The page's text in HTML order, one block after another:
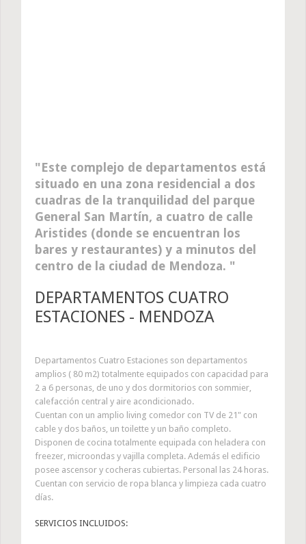
Este complejo de departamentos está
situado en una zona residencial a dos
cuadras de la tranquilidad del parque
General San Martín, a cuatro de calle
Aristides (donde se encuentran los
bares y restaurantes) y a minutos del
centro de la ciudad de Mendoza.
DEPARTAMENTOS CUATRO
ESTACIONES - MENDOZA
Departamentos Cuatro Estaciones son departamentos
amplios ( 80 m2) totalmente equipados con capacidad para
2 a 6 personas, de uno y dos dormitorios con sommier,
calefacción central y aire acondicionado.
Cuentan con un amplio living comedor con TV de 21" con
cable y dos baños, un toilette y un baño completo.
Disponen de cocina totalmente equipada con heladera con
freezer, microondas y vajilla completa. Además el edificio
posee ascensor y cocheras cubiertas. Personal las 24 horas.
Cuentan con servicio de ropa blanca y limpieza cada cuatro
días.
SERVICIOS INCLUIDOS: